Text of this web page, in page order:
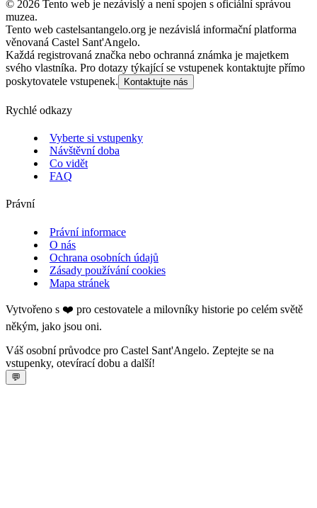
© 2026 Tento web je nezávislý a není spojen s oficiální správou
muzea.
Tento web castelsantangelo.org je nezávislá informační platforma
věnovaná Castel Sant'Angelo.
Každá registrovaná značka nebo ochranná známka je majetkem
svého vlastníka. Pro dotazy týkající se vstupenek kontaktujte přímo
poskytovatele vstupenek.
Kontaktujte nás
Rychlé odkazy
Vyberte si vstupenky
Návštěvní doba
Co vidět
FAQ
Právní
Právní informace
O nás
Ochrana osobních údajů
Zásady používání cookies
Mapa stránek
Vytvořeno s ❤️ pro cestovatele a milovníky historie po celém světě
někým, jako jsou oni.
Váš osobní průvodce pro Castel Sant'Angelo. Zeptejte se na
vstupenky, otevírací dobu a další!
💬